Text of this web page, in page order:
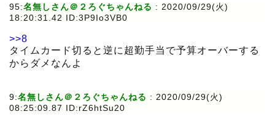
95:名無しさん＠２ろぐちゃんねる : 2020/09/29(火)
18:20:31.42 ID:3P9Io3VB0
>>8
タイムカード切ると逆に超勤手当で予算オーバーする
からダメなんよ
9:名無しさん＠２ろぐちゃんねる : 2020/09/29(火)
08:25:09.87 ID:rZ6htSu20